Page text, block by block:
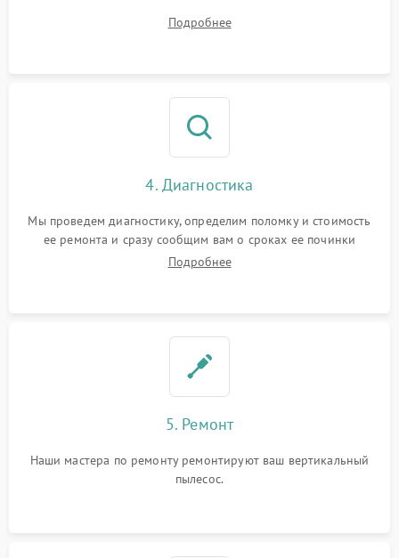
Подробнее
4. Диагностика
Мы проведем диагностику, определим поломку и стоимость
ее ремонта и сразу сообщим вам о сроках ее починки
Подробнее
5. Ремонт
Наши мастера по ремонту ремонтируют ваш вертикальный
пылесос.